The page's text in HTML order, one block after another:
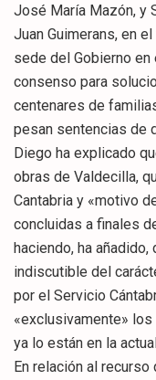
José María Mazón, y
Juan Guimerans, en
sede del Gobierno en
consenso para
centenares de
pesan sentencias de
Diego ha explicado
obras de Valdecilla,
Cantabria y «motivo
concluidas a finales
haciendo, ha
indiscutible del
por el Servicio
«exclusivamente»
ya lo están en la
En relación al